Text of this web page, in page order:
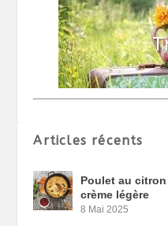
Articles récents
Poulet au
crème légère
8 Mai 2025